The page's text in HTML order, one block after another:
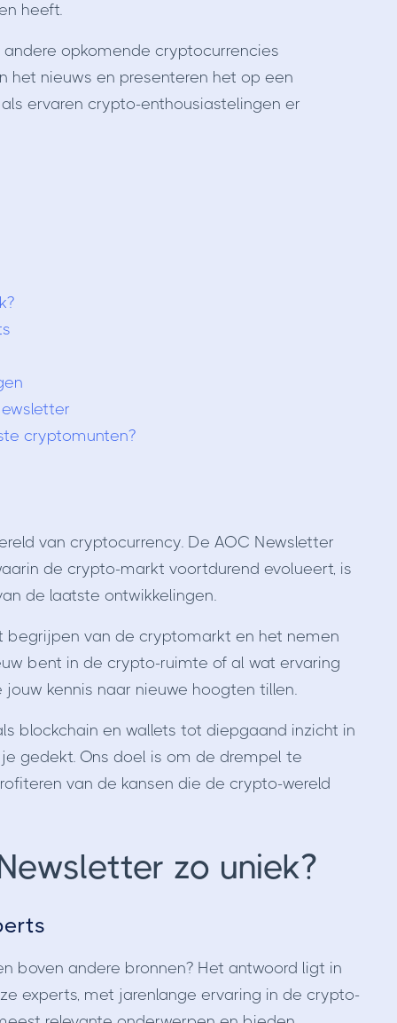
heeft.
opkomende cryptocurrencies
het nieuws en presenteren het op een
ervaren crypto-enthousiastelingen er
cryptomunten?
van cryptocurrency. De AOC Newsletter
de crypto-markt voortdurend evolueert, is
de laatste ontwikkelingen.
van de cryptomarkt en het nemen
bent in de crypto-ruimte of al wat ervaring
kennis naar nieuwe hoogten tillen.
blockchain en wallets tot diepgaand inzicht in
gedekt. Ons doel is om de drempel te
van de kansen die de crypto-wereld
zo uniek?
boven andere bronnen? Het antwoord ligt in
experts, met jarenlange ervaring in de crypto-